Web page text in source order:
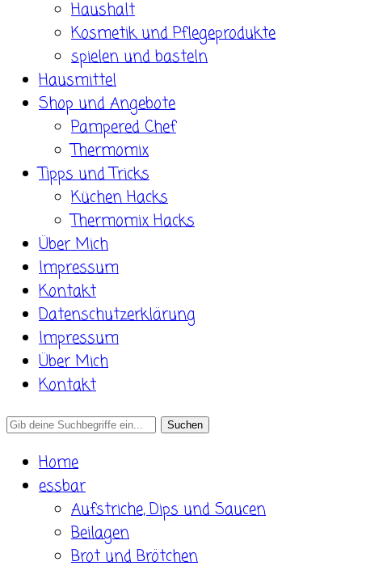
Haushalt
Kosmetik und Pflegeprodukte
spielen und basteln
Hausmittel
Shop und Angebote
Pampered Chef
Thermomix
Tipps und Tricks
Küchen Hacks
Thermomix Hacks
Über Mich
Impressum
Kontakt
Datenschutzerklärung
Impressum
Über Mich
Kontakt
Search
Home
essbar
Aufstriche, Dips und Saucen
Beilagen
Brot und Brötchen